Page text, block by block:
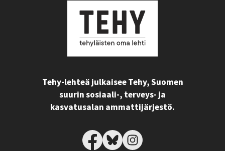
Tehy-lehteä julkaisee Tehy, Suomen
suurin sosiaali-, terveys- ja
kasvatusalan ammattijärjestö.